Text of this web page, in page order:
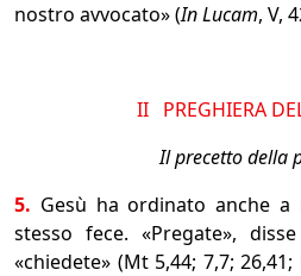
nostro avvocato» (In Lucam, V,
II PREGHIERA
Il precetto della
5. Gesù ha ordinato anche
stesso fece. «Pregate»,
«chiedete» (Mt 5,44; 7,7; 26,41;